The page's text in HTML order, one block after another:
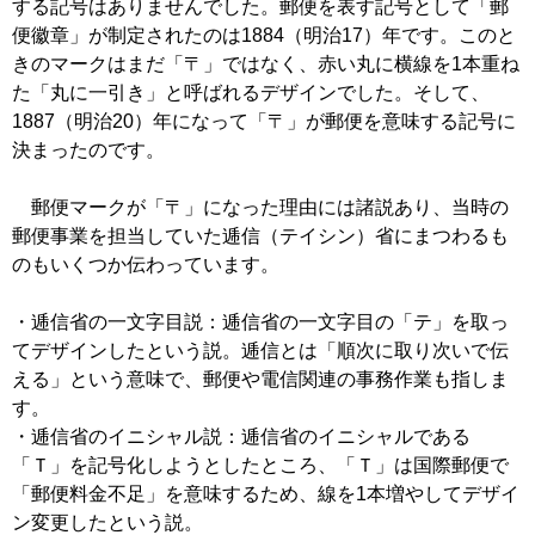
する記号はありませんでした。郵便を表す記号として「郵
便徽章」が制定されたのは1884（明治17）年です。このと
きのマークはまだ「〒」ではなく、赤い丸に横線を1本重ね
た「丸に一引き」と呼ばれるデザインでした。そして、
1887（明治20）年になって「〒」が郵便を意味する記号に
決まったのです。
郵便マークが「〒」になった理由には諸説あり、当時の
郵便事業を担当していた逓信（テイシン）省にまつわるも
のもいくつか伝わっています。
・逓信省の一文字目説：逓信省の一文字目の「テ」を取っ
てデザインしたという説。逓信とは「順次に取り次いで伝
える」という意味で、郵便や電信関連の事務作業も指しま
す。
・逓信省のイニシャル説：逓信省のイニシャルである
「Ｔ」を記号化しようとしたところ、「Ｔ」は国際郵便で
「郵便料金不足」を意味するため、線を1本増やしてデザイ
ン変更したという説。